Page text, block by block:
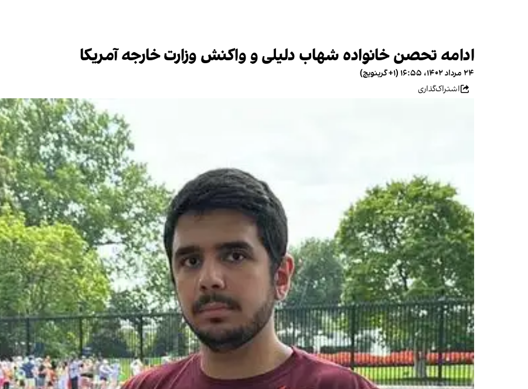
ادامه تحصن خانواده شهاب دلیلی و واکنش وزارت خارجه آمریکا
۲۴ مرداد ۱۴۰۲، ۱۶:۵۵ (‎+۱ گرینویچ)
اشتراک‌گذاری